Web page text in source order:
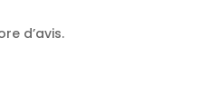
d’avis.